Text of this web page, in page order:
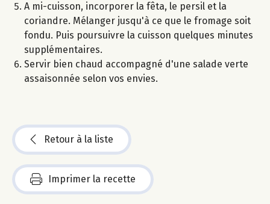
A mi-cuisson, incorporer la fêta, le persil et la
coriandre. Mélanger jusqu'à ce que le fromage soit
fondu. Puis poursuivre la cuisson quelques minutes
supplémentaires.
Servir bien chaud accompagné d'une salade verte
assaisonnée selon vos envies.
Retour à la liste
Imprimer la recette